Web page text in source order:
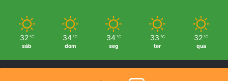
32 ℃
sáb
34 ℃
dom
34 ℃
seg
33 ℃
ter
32 ℃
qua